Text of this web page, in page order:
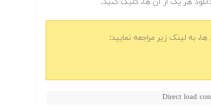
به لینک زیر مراجعه نمایید:
Direct load